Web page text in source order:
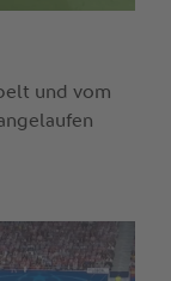
und vom